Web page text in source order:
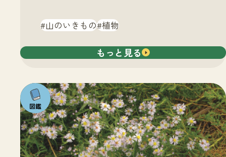
山のいきもの 植物
もっと見る
注目の
いきも
の